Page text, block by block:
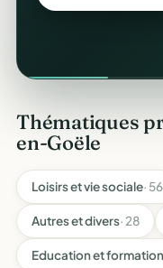
Thématiques
en-Goële
Loisirs et vie sociale· 56
Autres et divers· 28
Education et formation